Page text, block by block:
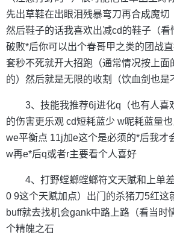
先出草鞋在出眼泪残暴弯刀再合成魔切
然后鞋子的话我喜欢出减cd的鞋子（看
破败*后你可以出个春哥甲之类的团战
套秒不死就开大招跑（通常情况按上面
的）然后就是无限的收割（饮血剑也是
3、技能我推荐6j进化q（也有人喜
的伤害更乐观 cd短耗蓝少 w呢耗蓝量
we平衡点 11j加e这个是必须的*后我才
w再e*后q或者r主要看个人喜好
4、打野螳螂螳螂符文天赋和上单
0 9这个天赋加点）出门的杀猪刀5红这
buff就去找机会gank中路上路（看当时
个精魄之石